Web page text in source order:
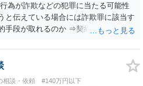
為が詐欺などの犯罪に当たる可能性
伝えている場合には詐欺罪に該当す
手段が取れるのか ⇒契約に基づく履
）となるため、相手方に請求できな
応可能なのか ⇒訴訟等の裁判上の手
相談・依頼 #140万円以下